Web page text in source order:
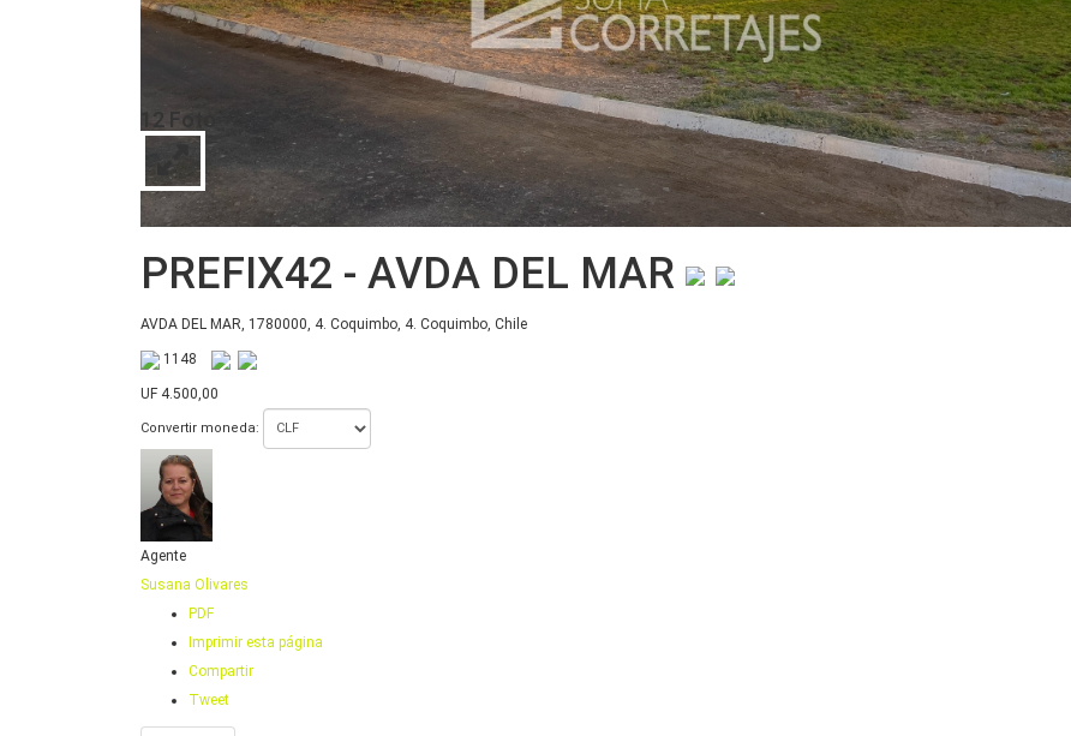
12 Foto
PREFIX42 - AVDA DEL MAR
AVDA DEL MAR, 1780000, 4. Coquimbo, 4. Coquimbo, Chile
1148
UF 4.500,00
Convertir moneda:
Agente
Susana Olivares
PDF
Imprimir esta página
Compartir
Tweet